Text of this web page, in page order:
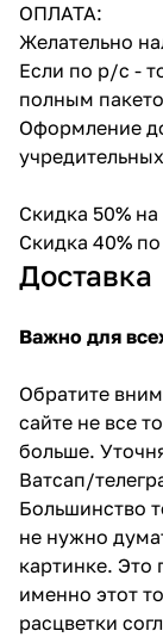
ОПЛАТА:
Желательно
Если по р/с -
полным
Оформление
Скидка 50%
Скидка 40%
Доставка
Важно для
Обратите
сайте не все
больше.
Ватсап/
Большинство
не нужно
картинке. Это
именно этот
расцветки